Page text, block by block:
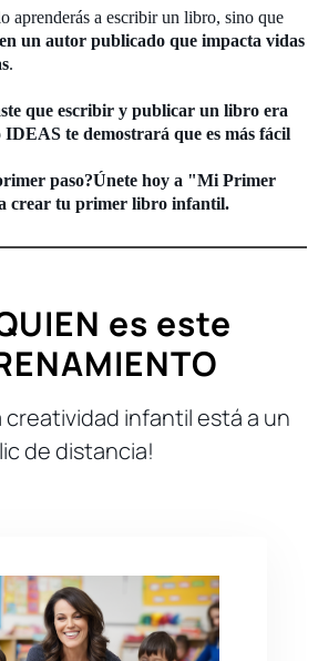
aprenderás a escribir un libro, sino que
un autor publicado que impacta vidas
.
que escribir y publicar un libro era
te demostrará que es más fácil
paso?Únete hoy a "Mi Primer
crear tu primer libro infantil.
es este
creatividad infantil está a un
de distancia!